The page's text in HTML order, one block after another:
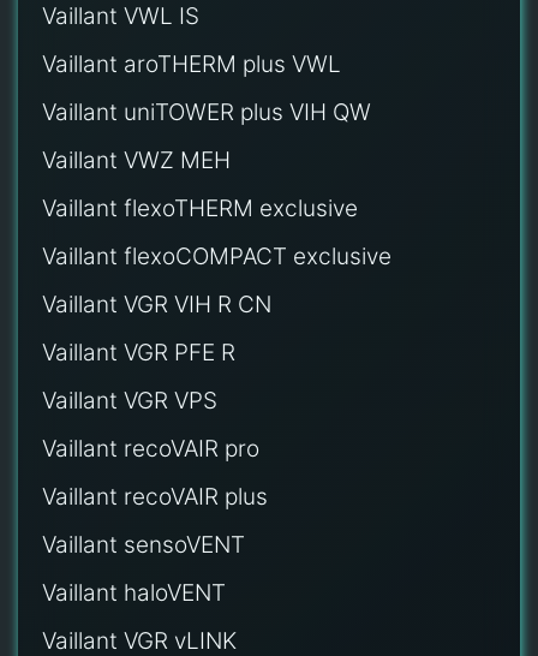
Vaillant VWL IS
Vaillant aroTHERM plus VWL
Vaillant uniTOWER plus VIH QW
Vaillant VWZ MEH
Vaillant flexoTHERM exclusive
Vaillant flexoCOMPACT exclusive
Vaillant VGR VIH R CN
Vaillant VGR PFE R
Vaillant VGR VPS
Vaillant recoVAIR pro
Vaillant recoVAIR plus
Vaillant sensoVENT
Vaillant haloVENT
Vaillant VGR vLINK